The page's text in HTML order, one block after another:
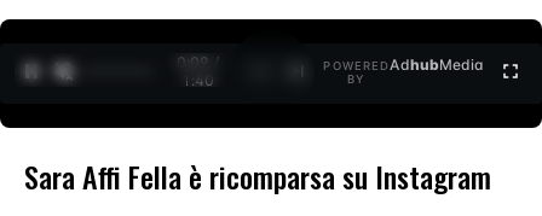
0:09 /
1:40
POWERED
BY
AdhubMedia
Sara Affi Fella è ricomparsa su Instagram